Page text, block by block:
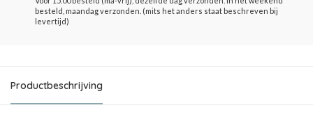
besteld, maandag verzonden. (mits het anders staat beschreven bij
levertijd)
Productbeschrijving